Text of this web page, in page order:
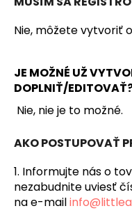
Nie, môžete vytvoriť
JE MOŽNÉ UŽ
DOPLNIŤ/
Nie, nie je to možné.
AKO POSTUPOVAŤ
1. Informujte nás o
nezabudnite uviesť
na e-mail